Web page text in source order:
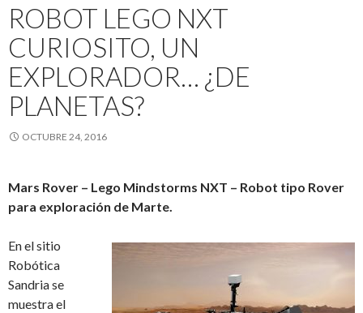
ROBOT LEGO NXT
CURIOSITO, UN
EXPLORADOR… ¿DE
PLANETAS?
OCTUBRE 24, 2016
Mars Rover – Lego Mindstorms NXT – Robot tipo Rover
para exploración de Marte.
En el sitio
Robótica
Sandria se
muestra el